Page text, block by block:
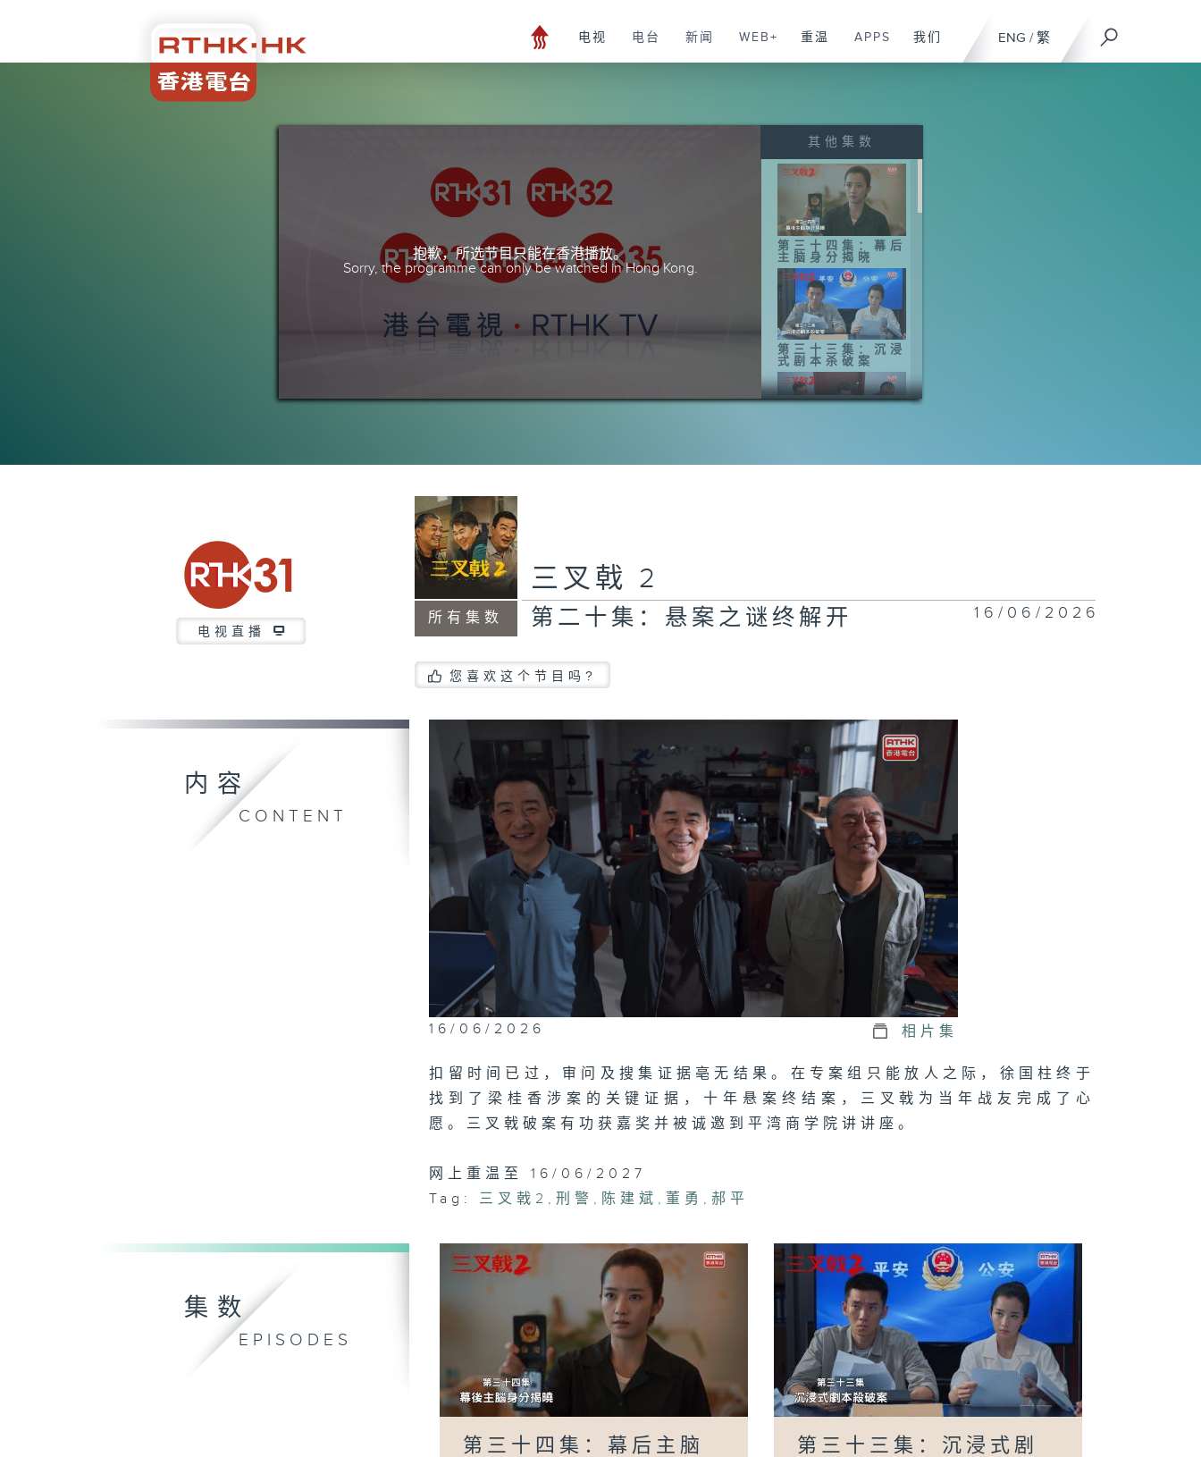
ENG / 繁
电视 电台 新闻 WEB+ 重温 APPS 我们
抱歉，所选节目只能在香港播放。
Sorry, the programme can only be watched in Hong Kong.
其他集数
第三十四集：幕后
主脑身分揭晓
第三十三集：沉浸
式剧本杀破案
戟接手云贸商城案
第二十九集：金成
钢谋杀案告破
第二十八集：崔铁
军乔装去拍卖会
第二十七集：三叉
第二十六集：三叉
戟到襄城查案
电视直播
所有集数
三叉戟 2
第二十集：悬案之谜终解开 16/06/2026
您喜欢这个节目吗?
内容
CONTENT
16/06/2026 相片集
扣留时间已过，审问及搜集证据亳无结果。在专案组只能放人之际，徐国柱终于
找到了梁桂香涉案的关键证据，十年悬案终结案，三叉戟为当年战友完成了心
愿。三叉戟破案有功获嘉奖并被诚邀到平湾商学院讲讲座。
网上重温至 16/06/2027
Tag:
三叉戟2 ,刑警 , 陈建斌 ,董勇 ,郝平
集数
EPISODES
第三十四集：幕后主脑
第三十三集：沉浸式剧